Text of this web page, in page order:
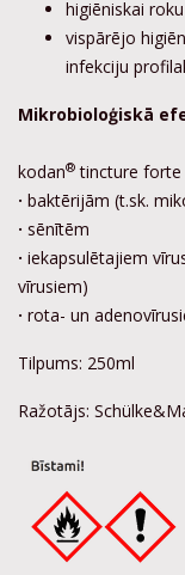
higiēniskai
vispārējo
infekciju
Mikrobioloģiskā
kodan® tincture forte
· baktērijām (t.sk.
· sēnītēm
· iekapsulētajiem
vīrusiem)
· rota- un
Tilpums: 250ml
Ražotājs: